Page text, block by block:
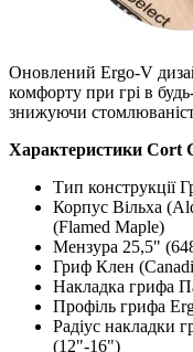
Оновлений Ergo-V
комфорту при грі в
знижуючи
Характеристики Cort
Тип конструкції
Корпус Вільха
(Flamed Maple)
Мензура 25,5"
Гриф Клен
Накладка грифа
Профіль грифа
Радіус накладки
(12"-16")